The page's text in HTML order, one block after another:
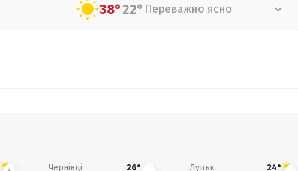
38°22° Переважно ясно
Чернівці 26° Луцьк 24°